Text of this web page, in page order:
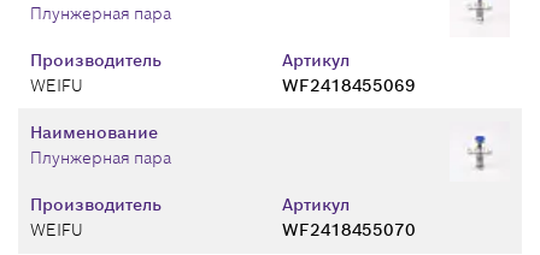
Производитель
WEIFU
Артикул
WF2418455069
Плунжерная пара
Производитель
WEIFU
Артикул
WF2418455070
Наименование
Плунжерная пара